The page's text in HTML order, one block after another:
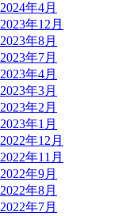
2024年4月
2023年12月
2023年8月
2023年7月
2023年4月
2023年3月
2023年2月
2023年1月
2022年12月
2022年11月
2022年9月
2022年8月
2022年7月